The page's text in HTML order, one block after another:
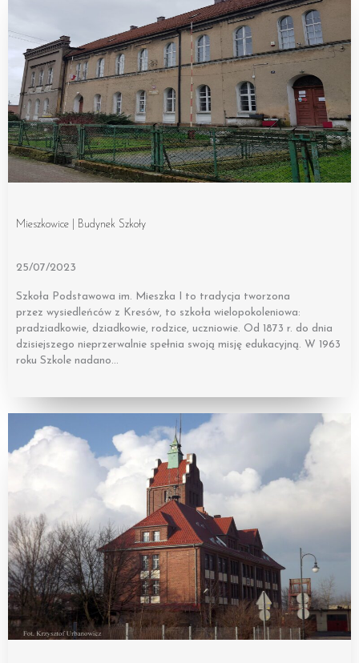
Mieszkowice | Budynek Szkoły
25/07/2023
Szkoła Podstawowa im. Mieszka I to tradycja tworzona
przez wysiedleńców z Kresów, to szkoła wielopokoleniowa:
pradziadkowie, dziadkowie, rodzice, uczniowie. Od 1873 r. do dnia
dzisiejszego nieprzerwalnie spełnia swoją misję edukacyjną. W 1963
roku Szkole nadano…